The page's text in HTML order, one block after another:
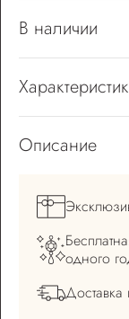
В наличии
Описание
одного
Доставка